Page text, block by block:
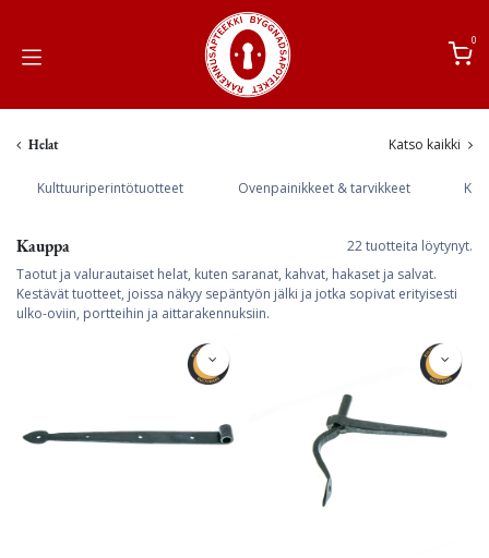
0
Helat Katso kaikki
Kulttuuriperintötuotteet Ovenpainikkeet & tarvikkeet
Kauppa
22 tuotteita löytynyt.
Taotut ja valurautaiset helat, kuten saranat, kahvat, hakaset ja salvat.
Kestävät tuotteet, joissa näkyy sepäntyön jälki ja jotka sopivat erityisesti
ulko-oviin, portteihin ja aittarakennuksiin.